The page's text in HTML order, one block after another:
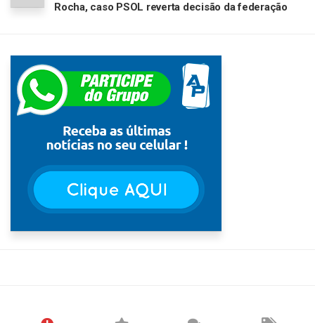
Rocha, caso PSOL reverta decisão da federação